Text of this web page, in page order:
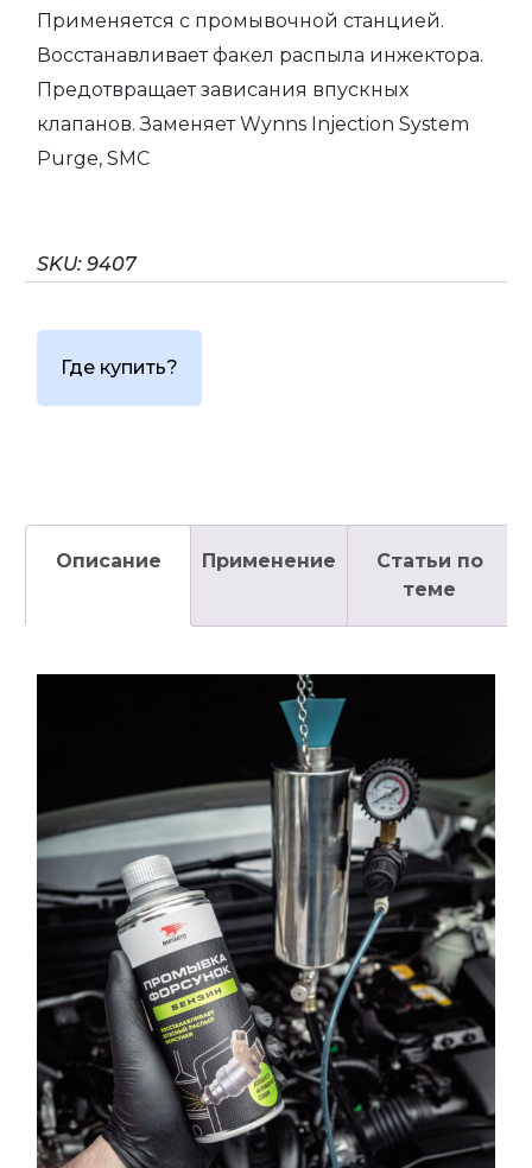
Применяется c промывочной станцией.
Восстанавливает факел распыла инжектора.
Предотвращает зависания впускных
клапанов. Заменяет Wynns Injection System
Purge, SMC
SKU:9407
Где купить?
Описание Применение
Статьи по
теме